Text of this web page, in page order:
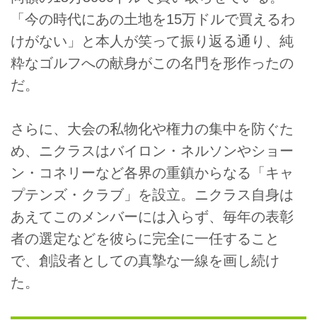
「今の時代にあの土地を15万ドルで買えるわ
けがない」と本人が笑って振り返る通り、純
粋なゴルフへの献身がこの名門を形作ったの
だ。
さらに、大会の私物化や権力の集中を防ぐた
め、ニクラスはバイロン・ネルソンやショー
ン・コネリーなど各界の重鎮からなる「キャ
プテンズ・クラブ」を設立。ニクラス自身は
あえてこのメンバーには入らず、毎年の表彰
者の選定などを彼らに完全に一任すること
で、創設者としての真摯な一線を画し続け
た。